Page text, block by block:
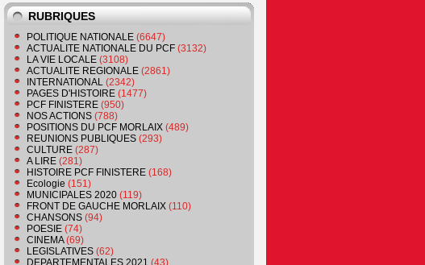
RUBRIQUES
POLITIQUE NATIONALE (6647)
ACTUALITE NATIONALE DU PCF (3132)
LA VIE LOCALE (3108)
ACTUALITE REGIONALE (2861)
INTERNATIONAL (2342)
PAGES D'HISTOIRE (1477)
PCF FINISTERE (950)
NOS ACTIONS (788)
POSITIONS DU PCF MORLAIX (489)
REUNIONS PUBLIQUES (293)
CULTURE (287)
A LIRE (281)
HISTOIRE PCF FINISTERE (168)
Ecologie (151)
MUNICIPALES 2020 (119)
FRONT DE GAUCHE MORLAIX (110)
CHANSONS (94)
POESIE (74)
CINEMA(69)
LEGISLATIVES (62)